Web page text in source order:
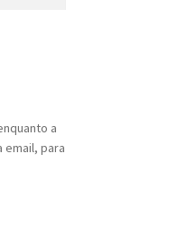
a
email, para